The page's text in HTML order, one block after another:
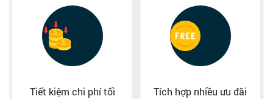
Tiết kiệm chi phí tối
Tích hợp nhiều ưu đãi